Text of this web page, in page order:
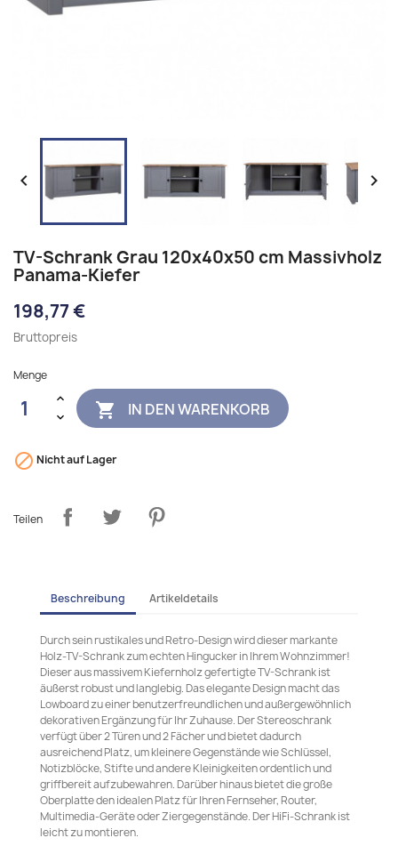
 
TV-Schrank Grau 120x40x50 cm Massivholz
Panama-Kiefer
198,77 €
Bruttopreis
Menge
 IN DEN WARENKORB
 Nicht auf Lager
Teilen
Beschreibung Artikeldetails
Durch sein rustikales und Retro-Design wird dieser markante
Holz-TV-Schrank zum echten Hingucker in Ihrem Wohnzimmer!
Dieser aus massivem Kiefernholz gefertigte TV-Schrank ist
äußerst robust und langlebig. Das elegante Design macht das
Lowboard zu einer benutzerfreundlichen und außergewöhnlich
dekorativen Ergänzung für Ihr Zuhause. Der Stereoschrank
verfügt über 2 Türen und 2 Fächer und bietet dadurch
ausreichend Platz, um kleinere Gegenstände wie Schlüssel,
Notizblöcke, Stifte und andere Kleinigkeiten ordentlich und
griffbereit aufzubewahren. Darüber hinaus bietet die große
Oberplatte den idealen Platz für Ihren Fernseher, Router,
Multimedia-Geräte oder Ziergegenstände. Der HiFi-Schrank ist
leicht zu montieren.